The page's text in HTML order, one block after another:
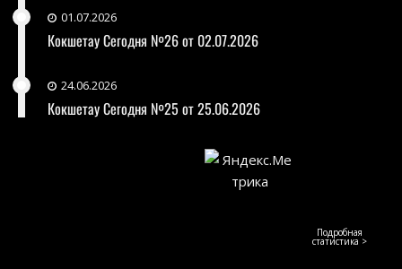
01.07.2026
Кокшетау Сегодня №26 от 02.07.2026
24.06.2026
Кокшетау Сегодня №25 от 25.06.2026
Подробная
статистика >